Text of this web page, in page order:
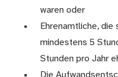
waren oder
Ehrenamtliche,
mindestens 5
Stunden pro Jahr